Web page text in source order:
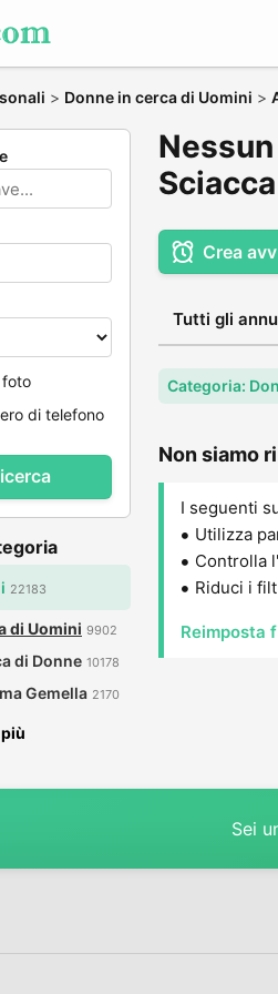
> Donne in cerca di Uomini >
foto
di telefono
22183
di Uomini 9902
di Donne 10178
Gemella 2170
Sciacca
Crea
Tutti gli
Categoria:
Non siamo
I seguenti
Utilizza
Controlla
Riduci i
Reimposta
Sei